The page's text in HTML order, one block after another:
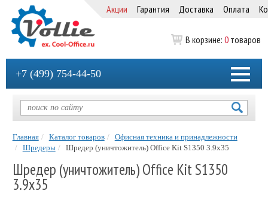
Акции Гарантия Доставка Оплата
В корзине: 0 товаров
+7 (499) 754-44-50
Главная Каталог товаров
Офисная техника и принадлежности
Шредеры
Шредер (уничтожитель) Office Kit S1350 3.9x35
Шредер (уничтожитель) Office Kit S1350
3.9x35